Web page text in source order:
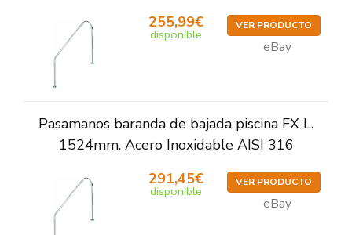
255,99€
disponible
VER PRODUCTO
eBay
Pasamanos baranda de bajada piscina FX L.
1524mm. Acero Inoxidable AISI 316
291,45€
disponible
VER PRODUCTO
eBay